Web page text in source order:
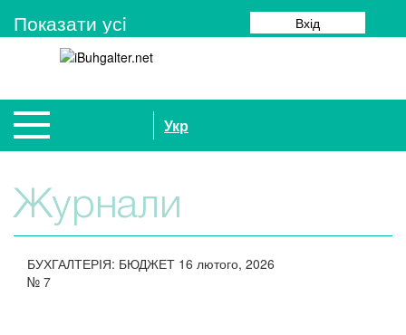
Показати усi Вхід
Укр
Журнали
БУХГАЛТЕРІЯ: БЮДЖЕТ 16 лютого, 2026
№ 7